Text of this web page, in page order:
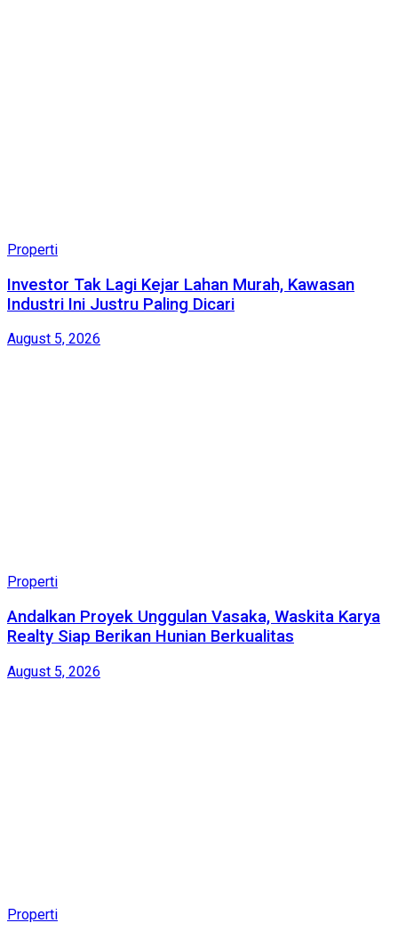
Properti
Investor Tak Lagi Kejar Lahan Murah, Kawasan
Industri Ini Justru Paling Dicari
August 5, 2026
Properti
Andalkan Proyek Unggulan Vasaka, Waskita Karya
Realty Siap Berikan Hunian Berkualitas
August 5, 2026
Properti